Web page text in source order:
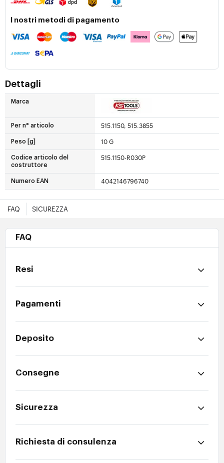
I nostri metodi di pagamento
Dettagli
Marca
Per n° articolo 515.1150, 515.3855
Peso [g] 10 G
Codice articolo del
costruttore
515.1150-R030P
Numero EAN 4042146796740
FAQ SICUREZZA
FAQ
Resi
Pagamenti
Deposito
Consegne
Sicurezza
Richiesta di consulenza